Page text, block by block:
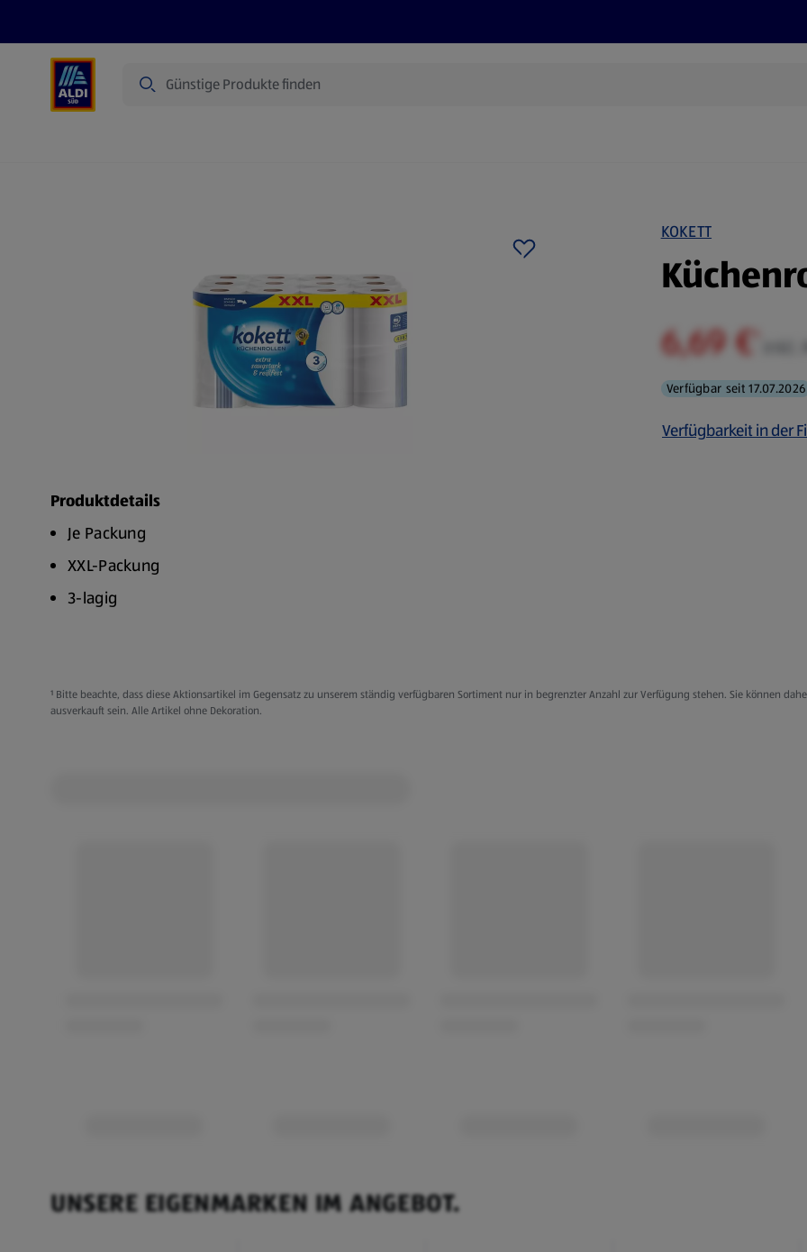
KOKETT
6,69 €
Verfügbar seit 17.07.2026
Verfügbarkeit in der
Produktdetails
Je Packung
XXL-Packung
3-lagig
¹ Bitte beachte, dass diese Aktionsartikel im Gegensatz zu unserem ständig verfügbaren Sortiment nur in begrenzter Anzahl zur Verfügung stehen. Sie können
ausverkauft sein. Alle Artikel ohne Dekoration.
UNSERE EIGENMARKEN IM ANGEBOT.